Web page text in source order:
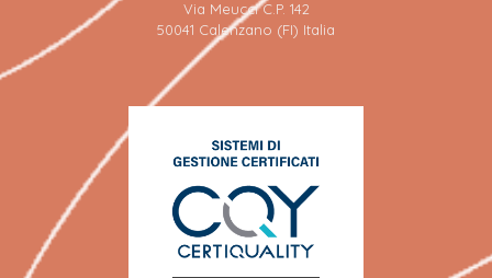
Via Meucci C.P. 142
50041 Calenzano (FI) Italia